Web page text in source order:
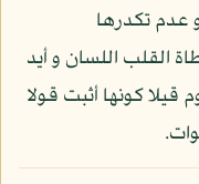
عدم تكدرها
القلب اللسان و أيد
قيلا كونها أثبت قولا